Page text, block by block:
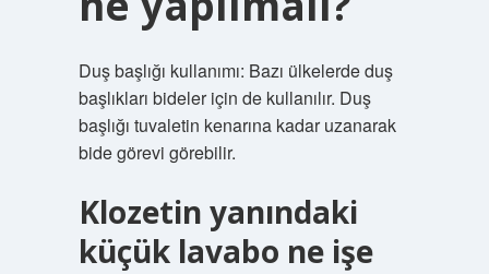
Duş başlığı kullanımı: Bazı ülkelerde duş
başlıkları bideler için de kullanılır. Duş
başlığı tuvaletin kenarına kadar uzanarak
bide görevi görebilir.
Klozetin yanındaki
küçük lavabo ne işe